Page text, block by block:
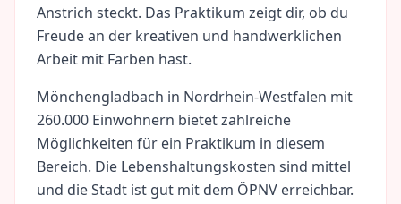
Anstrich steckt. Das Praktikum zeigt dir, ob du
Freude an der kreativen und handwerklichen
Arbeit mit Farben hast.
Mönchengladbach in Nordrhein-Westfalen mit
260.000 Einwohnern bietet zahlreiche
Möglichkeiten für ein Praktikum in diesem
Bereich. Die Lebenshaltungskosten sind mittel
und die Stadt ist gut mit dem ÖPNV erreichbar.